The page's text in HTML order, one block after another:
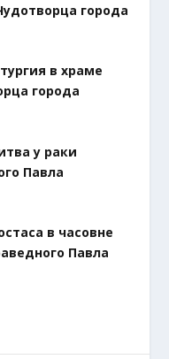
города
в храме
города
у раки
Павла
в часовне
Павла